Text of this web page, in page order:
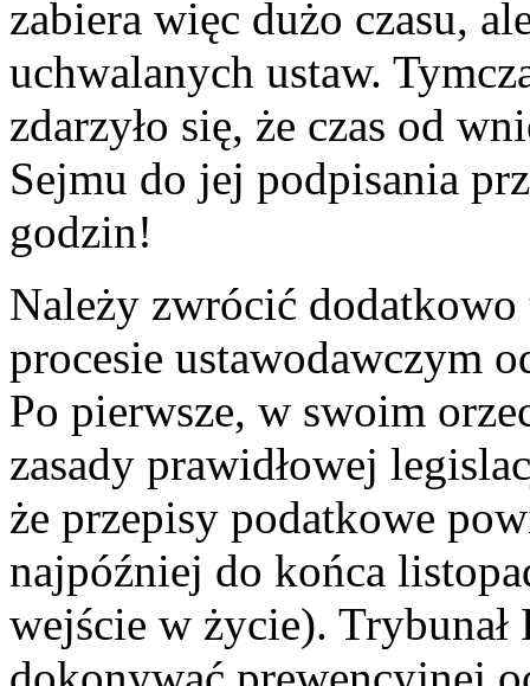
zabiera więc dużo czasu,
uchwalanych ustaw.
zdarzyło się, że czas od
Sejmu do jej podpisania
godzin!
Należy zwrócić
procesie ustawodawczym
Po pierwsze, w swoim
zasady prawidłowej
że przepisy podatkowe
najpóźniej do końca
wejście w życie).